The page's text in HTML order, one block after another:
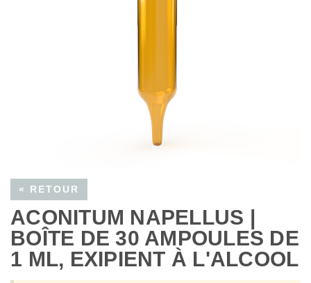
« RETOUR
ACONITUM NAPELLUS |
BOÎTE DE 30 AMPOULES DE
1 ML, EXIPIENT À L'ALCOOL